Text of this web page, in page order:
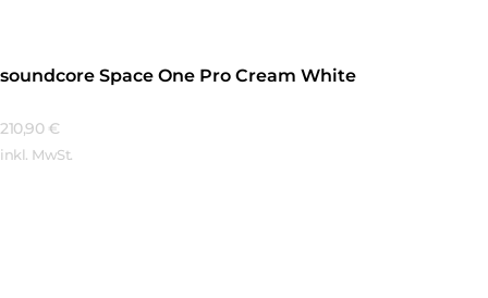
soundcore Space One Pro Cream White
210,90 €
inkl. MwSt.